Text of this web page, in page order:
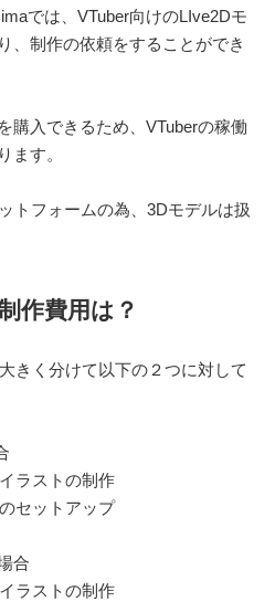
では、VTuber向けのLIve2Dモ
、制作の依頼をすることができ
購入できるため、VTuberの稼働
ます。
トフォームの為、3Dモデルは扱
作費用は？
きく分けて以下の２つに対して
ラストの制作
セットアップ
合
ラストの制作